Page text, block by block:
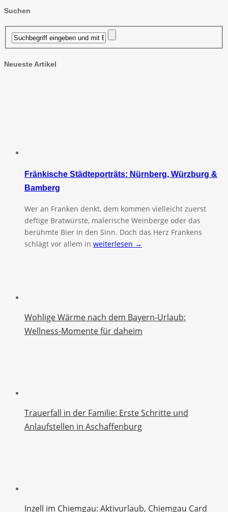
Suchen
Neueste Artikel
Fränkische Städteporträts: Nürnberg, Würzburg &
Bamberg
Wer an Franken denkt, dem kommen vielleicht zuerst
deftige Bratwürste, malerische Weinberge oder das
berühmte Bier in den Sinn. Doch das Herz Frankens
schlägt vor allem in weiterlesen →
Wohlige Wärme nach dem Bayern-Urlaub:
Wellness-Momente für daheim
Trauerfall in der Familie: Erste Schritte und
Anlaufstellen in Aschaffenburg
Inzell im Chiemgau: Aktivurlaub, Chiemgau Card